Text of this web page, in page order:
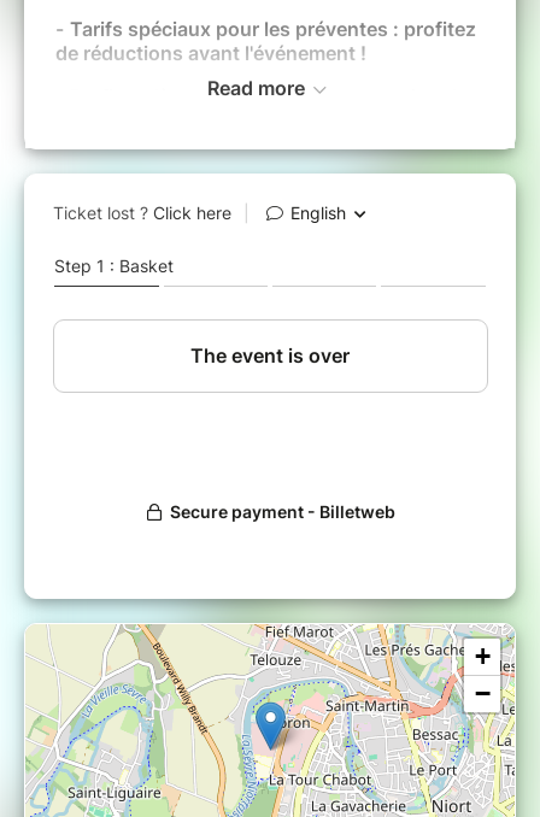
- Tarifs spéciaux pour les préventes : profitez
de réductions avant l'événement !
Profitez dès maintenant de la promotion de
-Cadeau de prévente pour ceux qui achètent
Les billets ne sont ni remboursables ni
l'événement.
Horaires d'ouverture :
* Pass VIP : 10h00
maintenant et profitez d'un tarif avantageux
-Hiroki Takahashi– chanteur du tout premier
génériqueDragon Ball
Enriqué – chanteur du générique mythique
de
Goldorak
-
Benoît Du Pac– voix culte d’Onizuka(GTO)
et de nombreux héros
et bien d'autres !
Venez découvrir la culture japonaise lors de
Read more
+
−